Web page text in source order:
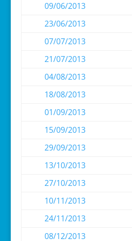
09/06/2013
23/06/2013
07/07/2013
21/07/2013
04/08/2013
18/08/2013
01/09/2013
15/09/2013
29/09/2013
13/10/2013
27/10/2013
10/11/2013
24/11/2013
08/12/2013